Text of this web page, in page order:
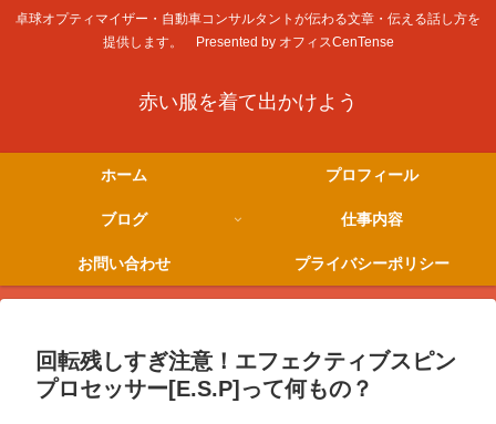
卓球オプティマイザー・自動車コンサルタントが伝わる文章・伝える話し方を
提供します。 Presented by オフィスCenTense
赤い服を着て出かけよう
ホーム プロフィール
ブログ 仕事内容
お問い合わせ プライバシーポリシー
回転残しすぎ注意！エフェクティブスピン
プロセッサー[E.S.P]って何もの？